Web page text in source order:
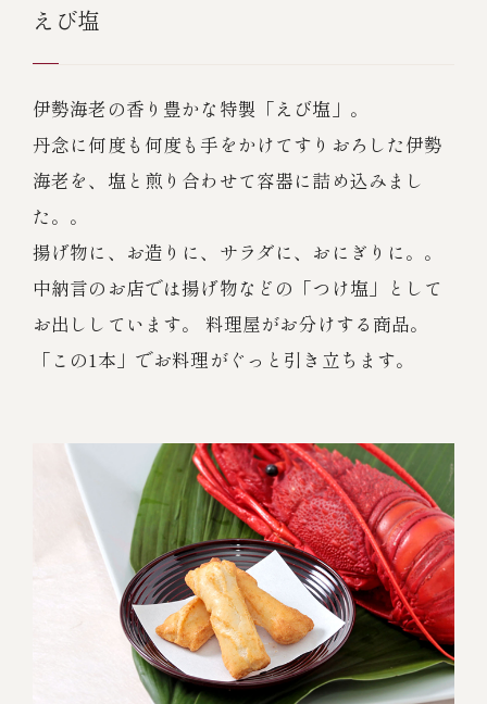
えび塩
伊勢海老の香り豊かな特製「えび塩」。
丹念に何度も何度も手をかけてすりおろした伊勢
海老を、塩と煎り合わせて容器に詰め込みまし
た。。
揚げ物に、お造りに、サラダに、おにぎりに。。
中納言のお店では揚げ物などの「つけ塩」として
お出ししています。 料理屋がお分けする商品。
「この1本」でお料理がぐっと引き立ちます。